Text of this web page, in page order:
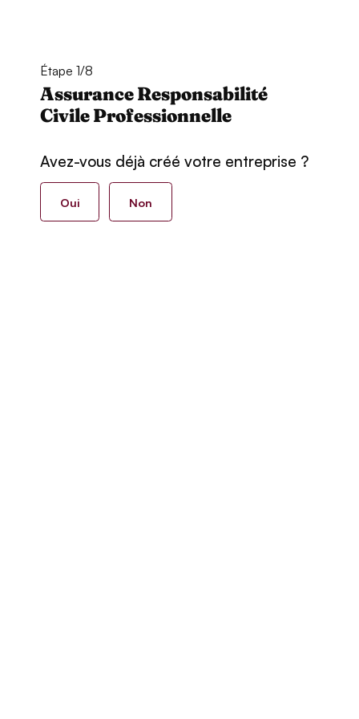
Étape 1/8
Assurance Responsabilité
Civile Professionnelle
Avez-vous déjà créé votre entreprise ?
Oui Non